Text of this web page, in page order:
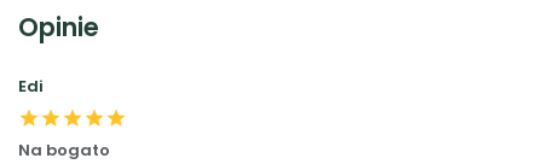
Opinie
Edi
star star star star star
Na bogato